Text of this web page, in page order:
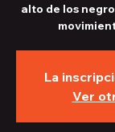
alto de los
La
Ver